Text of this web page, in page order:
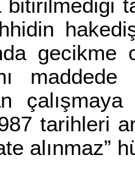
bitirilmediği
gecikme
tarihleri
alınmaz”